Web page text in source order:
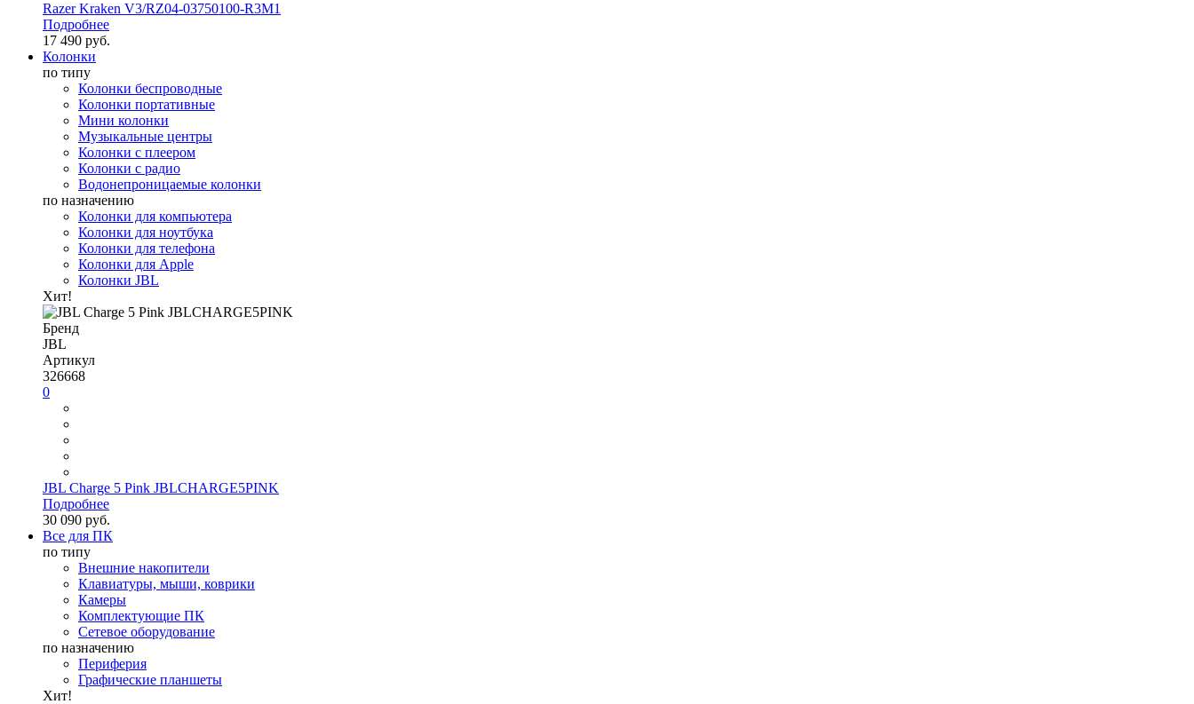
Razer Kraken V3/RZ04-03750100-R3M1
Подробнее
17 490 руб.
Колонки
по типу
Колонки беспроводные
Колонки портативные
Мини колонки
Музыкальные центры
Колонки с плеером
Колонки с радио
Водонепроницаемые колонки
по назначению
Колонки для компьютера
Колонки для ноутбука
Колонки для телефона
Колонки для Apple
Колонки JBL
Хит!
Бренд
JBL
Артикул
326668
0
JBL Charge 5 Pink JBLCHARGE5PINK
Подробнее
30 090 руб.
Все для ПК
по типу
Внешние накопители
Клавиатуры, мыши, коврики
Камеры
Комплектующие ПК
Сетевое оборудование
по назначению
Периферия
Графические планшеты
Хит!